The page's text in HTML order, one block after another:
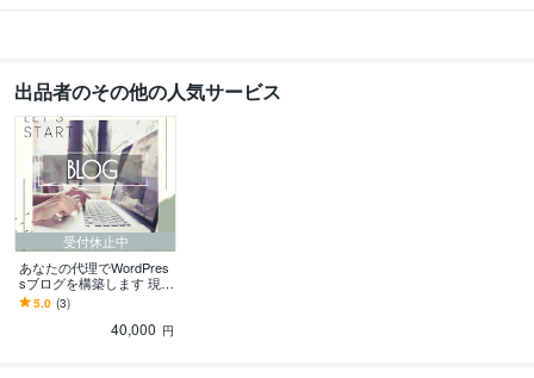
WordPress:7年ペライチ:1年JIMDO:2年Google Analytics:7年
Lightroom:4年 Adobe Premiere Pro:1年
Dreamweaver:5年Figma:1年
その他ツール
Visual Studio Code:5年
得意分野
Web制作・HP作成・EC構築
ン WordPressサイト構築
Webサイト制作 Webデザイン
出品者のその他の人気サービス
受付休止中
あなたの代理でWordPres
sブログを構築します 現役
エンジニアが収益化でき
るブログへ。あとは執筆
5.0 (3)
40,000 円